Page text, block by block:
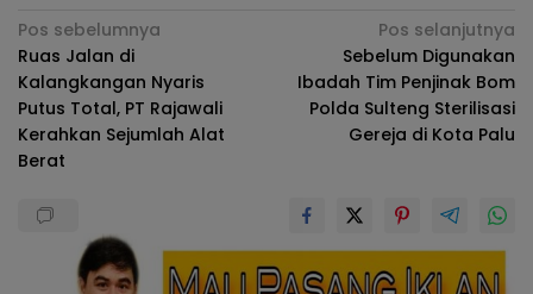
Navigasi
pos
Pos sebelumnya
Ruas Jalan di
Kalangkangan Nyaris
Putus Total, PT Rajawali
Kerahkan Sejumlah Alat
Berat
Pos selanjutnya
Sebelum Digunakan
Ibadah Tim Penjinak Bom
Polda Sulteng Sterilisasi
Gereja di Kota Palu